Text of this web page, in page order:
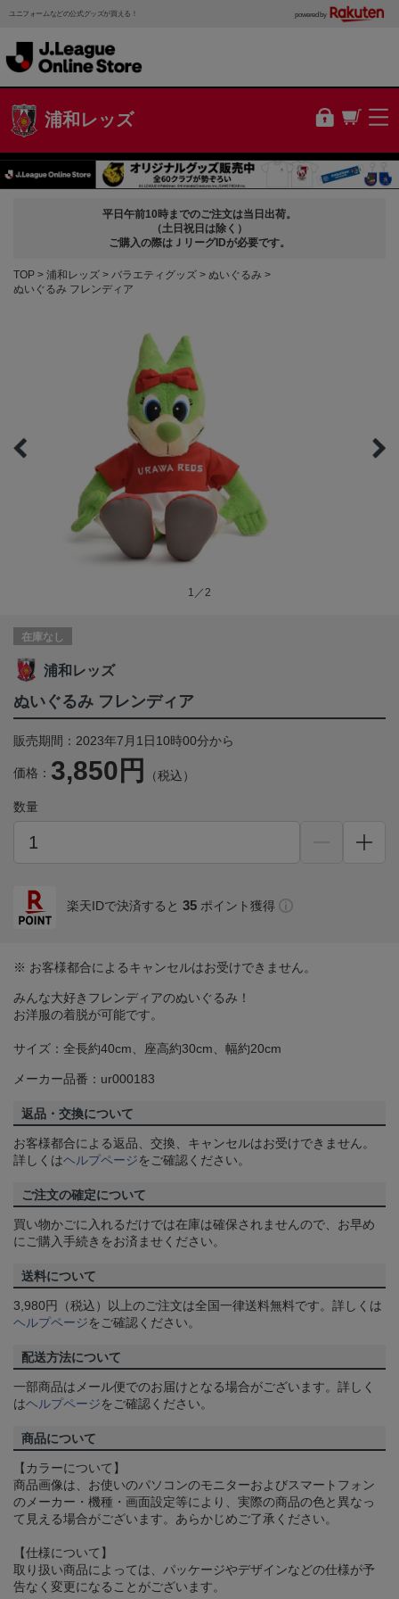
ユニフォームなどの公式グッズが買える！ powered by
浦和レッズ
平日午前10時までのご注文は当日出荷。
（土日祝日は除く）
ご購入の際はＪリーグIDが必要です。
TOP 浦和レッズ バラエティグッズ
ぬいぐるみ
ぬいぐるみ フレンディア
1／2
在庫なし
浦和レッズ
ぬいぐるみ フレンディア
販売期間：2023年7月1日10時00分から
価格： 3,850円 （税込）
数量
楽天IDで決済すると 35 ポイント獲得
※ お客様都合によるキャンセルはお受けできません。
みんな大好きフレンディアのぬいぐるみ！
お洋服の着脱が可能です。
サイズ：全長約40cm、座高約30cm、幅約20cm
メーカー品番：ur000183
返品・交換について
お客様都合による返品、交換、キャンセルはお受けできません。
詳しくはヘルプページをご確認ください。
ご注文の確定について
買い物かごに入れるだけでは在庫は確保されませんので、お早め
にご購入手続きをお済ませください。
送料について
3,980円（税込）以上のご注文は全国一律送料無料です。詳しくは
ヘルプページをご確認ください。
配送方法について
一部商品はメール便でのお届けとなる場合がございます。詳しく
はヘルプページをご確認ください。
商品について
【カラーについて】
商品画像は、お使いのパソコンのモニターおよびスマートフォン
のメーカー・機種・画面設定等により、実際の商品の色と異なっ
て見える場合がございます。あらかじめご了承ください。
【仕様について】
取り扱い商品によっては、パッケージやデザインなどの仕様が予
告なく変更になることがございます。